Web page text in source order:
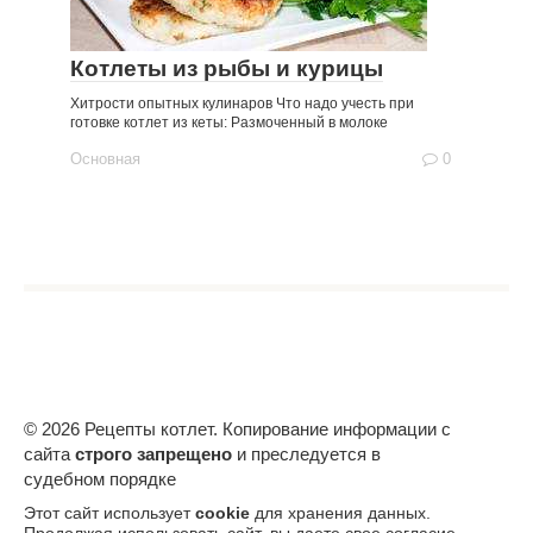
Котлеты из рыбы и курицы
Хитрости опытных кулинаров Что надо учесть при
готовке котлет из кеты: Размоченный в молоке
Основная 0
© 2026 Рецепты котлет. Копирование информации с
сайта строго запрещено и преследуется в
судебном порядке
Этот сайт использует cookie для хранения данных.